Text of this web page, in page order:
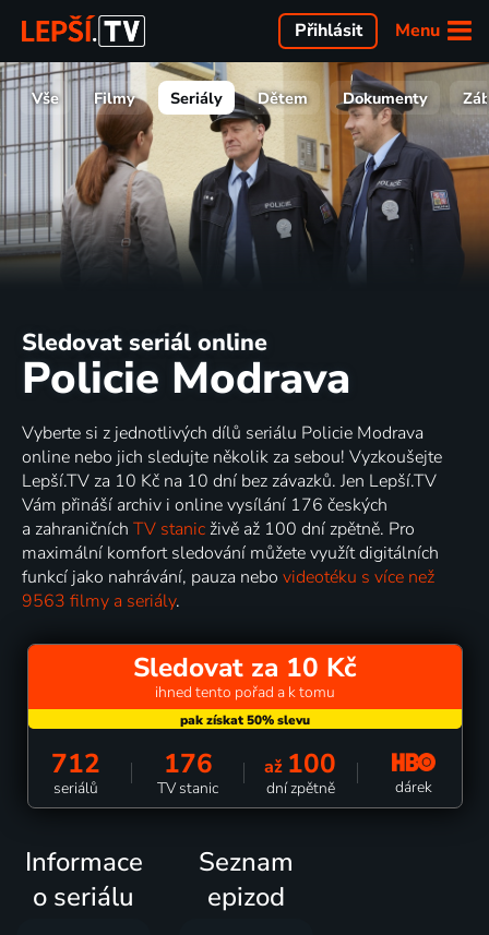
Menu
Přihlásit
Vše Filmy Seriály Dětem Dokumenty
Sledovat seriál online
Policie Modrava
Vyberte si z jednotlivých dílů seriálu Policie Modrava
online nebo jich sledujte několik za sebou! Vyzkoušejte
Lepší.TV za 10 Kč na 10 dní bez závazků. Jen Lepší.TV
Vám přináší archiv i online vysílání 176 českých
a zahraničních TV stanic živě až 100 dní zpětně. Pro
maximální komfort sledování můžete využít digitálních
funkcí jako nahrávání, pauza nebo videotéku s více než
9563 filmy a seriály.
Sledovat za 10 Kč
ihned tento pořad a k tomu
712
seriálů
176
TV stanic
až 100
dní zpětně dárek
Informace
o seriálu
Seznam
epizod